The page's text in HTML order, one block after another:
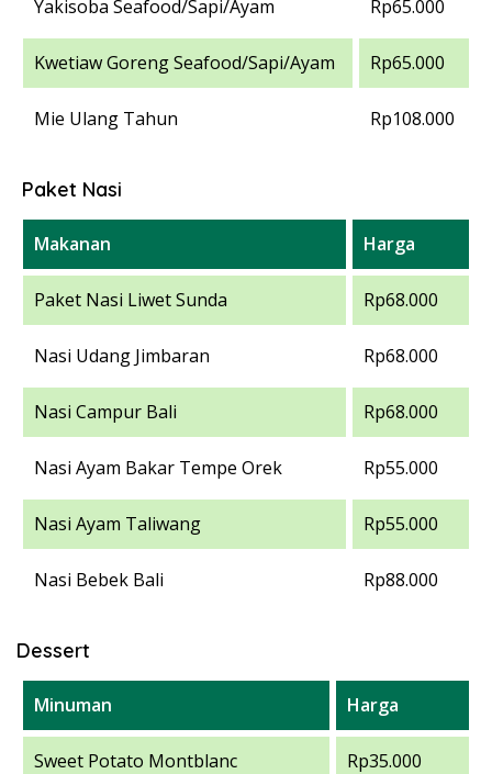
Yakisoba Seafood/Sapi/Ayam Rp65.000
Kwetiaw Goreng Seafood/Sapi/Ayam Rp65.000
Mie Ulang Tahun Rp108.000
Paket Nasi
Makanan Harga
Paket Nasi Liwet Sunda Rp68.000
Nasi Udang Jimbaran Rp68.000
Nasi Campur Bali Rp68.000
Nasi Ayam Bakar Tempe Orek Rp55.000
Nasi Ayam Taliwang Rp55.000
Nasi Bebek Bali Rp88.000
Dessert
Minuman Harga
Sweet Potato Montblanc Rp35.000